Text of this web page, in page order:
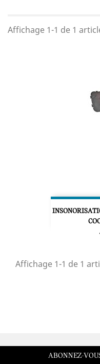
Affichage 1-1 de 1
Affichage 1-1 de 1
ABONNEZ-